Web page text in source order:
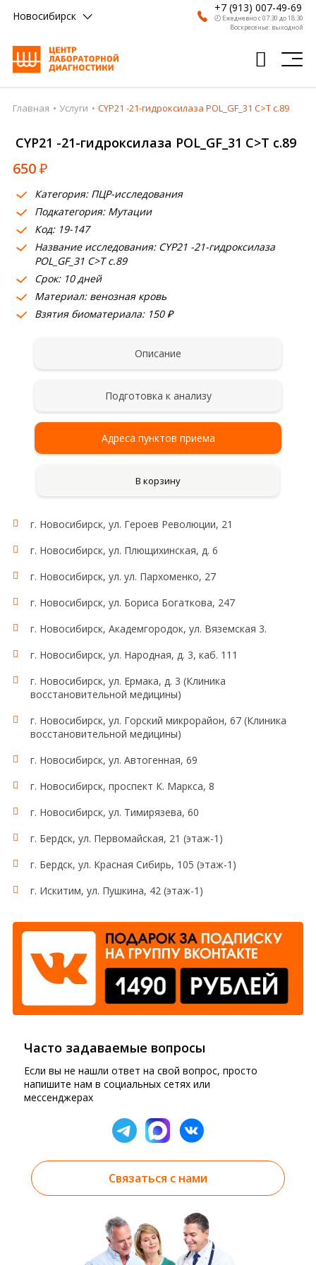
Новосибирск
+7 (913) 007-49-69
🕗 Ежедневно с 07:30 до 18:30
Воскресенье: выходной
Главная
Анализы
Врачи
Получить результат
Пациентам
О компании
Где сдать
Партнерам
Главная Услуги CYP21 -21-гидроксилаза POL_GF_31 C>T c.89
CYP21 -21-гидроксилаза POL_GF_31 C>T c.89
650₽
Категория: ПЦР-исследования
Подкатегория: Мутации
Код: 19-147
Название исследования: CYP21 -21-гидроксилаза
POL_GF_31 C>T c.89
Срок: 10 дней
Материал: венозная кровь
Взятия биоматериала: 150 ₽
Описание
Подготовка к анализу
Адреса пунктов приема
В корзину
г. Новосибирск, ул. Героев Революции, 21
г. Новосибирск, ул. Плющихинская, д. 6
г. Новосибирск, ул. ул. Пархоменко, 27
г. Новосибирск, ул. Бориса Богаткова, 247
г. Новосибирск, Академгородок, ул. Вяземская 3.
г. Новосибирск, ул. Народная, д. 3, каб. 111
г. Новосибирск, ул. Ермака, д. 3 (Клиника
восстановительной медицины)
г. Новосибирск, ул. Горский микрорайон, 67 (Клиника
восстановительной медицины)
г. Новосибирск, ул. Автогенная, 69
г. Новосибирск, проспект К. Маркса, 8
г. Новосибирск, ул. Тимирязева, 60
г. Бердск, ул. Первомайская, 21 (этаж-1)
г. Бердск, ул. Красная Сибирь, 105 (этаж-1)
г. Искитим, ул. Пушкина, 42 (этаж-1)
Часто задаваемые вопросы
Если вы не нашли ответ на свой вопрос, просто
напишите нам в социальных сетях или
мессенджерах
Связаться с нами